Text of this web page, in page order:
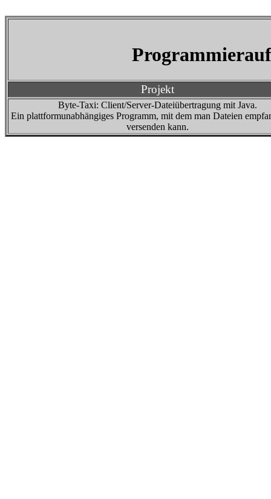
Projekt
Byte-Taxi: Client/Server-Dateiübertragung mit Java.
Ein plattformunabhängiges Programm, mit dem man Dateien
versenden kann.